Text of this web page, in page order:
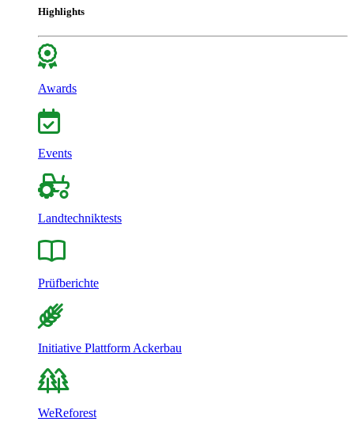
Highlights
Awards
Events
Landtechniktests
Prüfberichte
Initiative Plattform Ackerbau
WeReforest